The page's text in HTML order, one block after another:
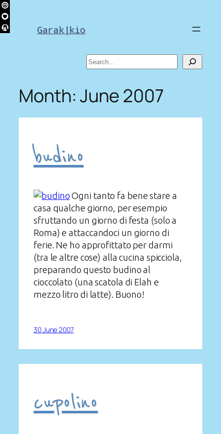
Skip
to
content Garak|kio
Search
Month:June 2007
budino
Ogni tanto fa bene stare a
casa qualche giorno, per esempio
sfruttando un giorno di festa (solo a
Roma) e attaccandoci un giorno di
ferie. Ne ho approfittato per darmi
(tra le altre cose) alla cucina spicciola,
preparando questo budino al
cioccolato (una scatola di Elah e
mezzo litro di latte). Buono!
30 June 2007
cupolino